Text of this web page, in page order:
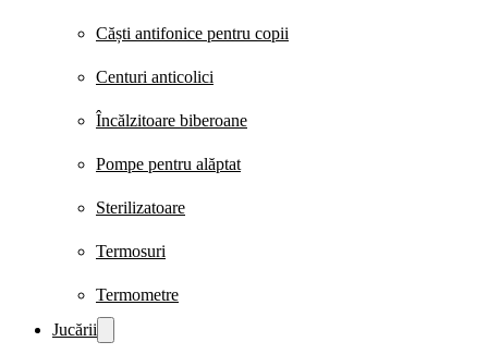
Căști antifonice pentru copii
Centuri anticolici
Încălzitoare biberoane
Pompe pentru alăptat
Sterilizatoare
Termosuri
Termometre
Jucării